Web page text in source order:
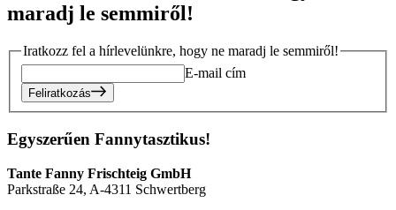
maradj le semmiről!
Iratkozz fel a hírlevelünkre, hogy ne maradj le semmiről!
E-mail cím
Feliratkozás
Egyszerűen Fannytasztikus!
Tante Fanny Frischteig GmbH
Parkstraße 24, A-4311 Schwertberg